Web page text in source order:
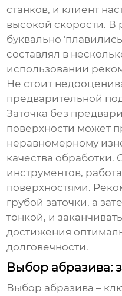
станков, и клиент
высокой скорости. В
буквально
составлял в
использовании
Не стоит
предварительной
Заточка без
поверхности может
неравномерному
качества обработки.
инструментов,
поверхностями.
грубой заточки, а
тонкой, и
достижения
долговечности.
Выбор абразива:
Выбор абразива –